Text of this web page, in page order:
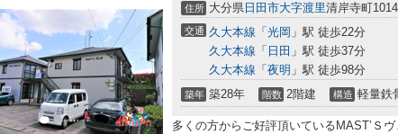
住所 大分県 日田市大字渡里清岸寺町
交通 久大本線 「 光岡 」駅 徒歩22分
久大本線 「 日田 」駅 徒歩37分
久大本線 「 夜明 」駅 徒歩98分
築年 築28年 階数 2階建 構造 軽量鉄
多くの方からご好評頂いているMAST’Ｓ